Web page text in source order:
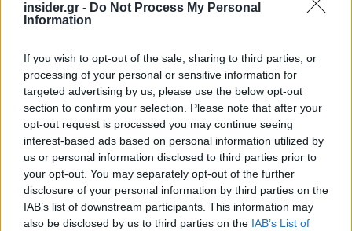
insider.gr - Do Not Process My Personal
Information
If you wish to opt-out of the sale, sharing to third parties, or
processing of your personal or sensitive information for
targeted advertising by us, please use the below opt-out
section to confirm your selection. Please note that after your
opt-out request is processed you may continue seeing
interest-based ads based on personal information utilized by
us or personal information disclosed to third parties prior to
your opt-out. You may separately opt-out of the further
disclosure of your personal information by third parties on the
IAB’s list of downstream participants. This information may
also be disclosed by us to third parties on the IAB’s List of
Περιφερειακής Θεσσαλονίκης
* Βόρειος Οδικός Άξονας Κρήτης (Τμήμα
Χερσόνησος-Νεάπολη)
* Οδικός Άξονας Νοτιοδυτικής Πελοποννήσου
(Τμήμα Καλαμάτα-Ριζόμυλος-Πύλος-Μεθώνη)